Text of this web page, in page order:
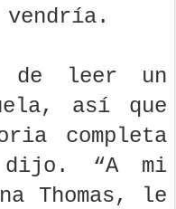
de leer un
así que
completa
dijo. “A mi
Thomas, le